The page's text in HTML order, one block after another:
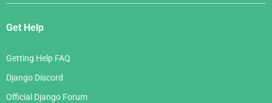
Get Help
Getting Help FAQ
Django Discord
Official Django Forum